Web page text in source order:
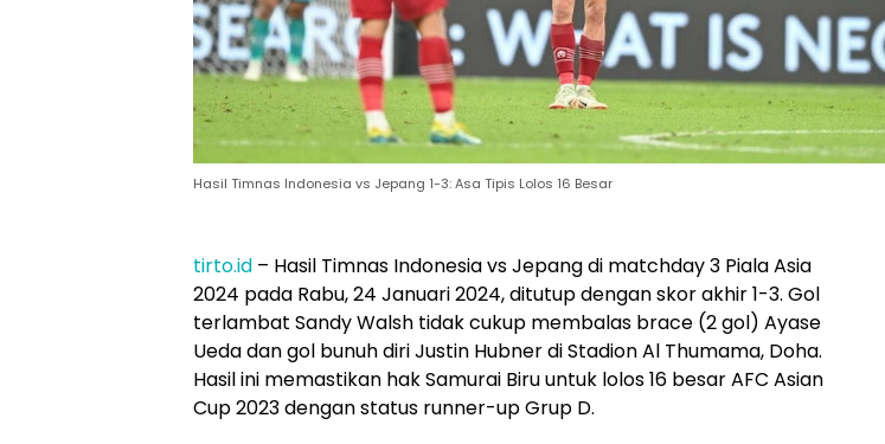
Hasil Timnas Indonesia vs Jepang 1-3: Asa Tipis Lolos 16 Besar
tirto.id – Hasil Timnas Indonesia vs Jepang di matchday 3 Piala Asia
2024 pada Rabu, 24 Januari 2024, ditutup dengan skor akhir 1-3. Gol
terlambat Sandy Walsh tidak cukup membalas brace (2 gol) Ayase
Ueda dan gol bunuh diri Justin Hubner di Stadion Al Thumama, Doha.
Hasil ini memastikan hak Samurai Biru untuk lolos 16 besar AFC Asian
Cup 2023 dengan status runner-up Grup D.